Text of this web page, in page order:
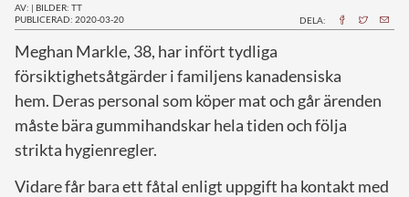
AV: | BILDER: TT
PUBLICERAD: 2020-03-20
DELA:
Meghan Markle, 38, har infört tydliga
försiktighetsåtgärder i familjens kanadensiska
hem. Deras personal som köper mat och går ärenden
måste bära gummihandskar hela tiden och följa
strikta hygienregler.
Vidare får bara ett fåtal enligt uppgift ha kontakt med